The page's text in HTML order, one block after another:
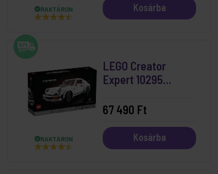
RAKTÁRON Kosárba
RAKTÁRON
LEGO Creator
Expert 10295
67 490 Ft
Kosárba